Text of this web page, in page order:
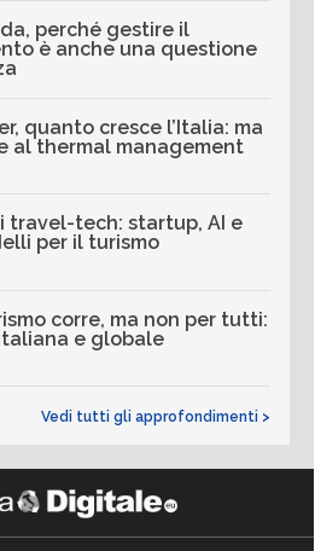
perché gestire il
è anche una questione
quanto cresce l’Italia: ma
al thermal management
travel-tech: startup, AI e
per il turismo
corre, ma non per tutti:
e globale
Vedi tutti gli approfondimenti >